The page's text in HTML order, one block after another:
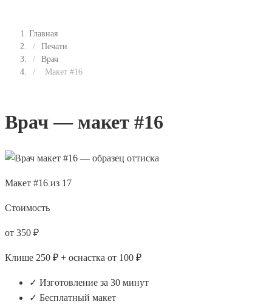
Главная
/
Печати
/
Врач
/
Макет #16
Врач — макет #16
Макет #16 из 17
Стоимость
от 350 ₽
Клише 250 ₽ + оснастка от 100 ₽
✓ Изготовление за 30 минут
✓ Бесплатный макет